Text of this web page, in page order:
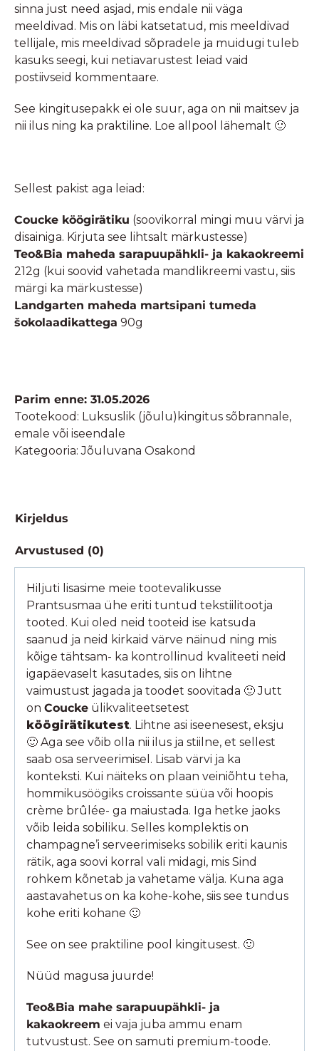
sinna just need asjad, mis endale nii väga
meeldivad. Mis on läbi katsetatud, mis meeldivad
tellijale, mis meeldivad sõpradele ja muidugi tuleb
kasuks seegi, kui netiavarustest leiad vaid
postiivseid kommentaare.
See kingitusepakk ei ole suur, aga on nii maitsev ja
nii ilus ning ka praktiline. Loe allpool lähemalt 🙂
Sellest pakist aga leiad:
Coucke köögirätiku (soovikorral mingi muu värvi ja
disainiga. Kirjuta see lihtsalt märkustesse)
Teo&Bia maheda sarapuupähkli- ja kakaokreemi
212g (kui soovid vahetada mandlikreemi vastu, siis
märgi ka märkustesse)
Landgarten maheda martsipani tumeda
šokolaadikattega 90g
Parim enne: 31.05.2026
Tootekood: Luksuslik (jõulu)kingitus sõbrannale,
emale või iseendale
Kategooria:Jõuluvana Osakond
Kirjeldus
Arvustused (0)
Hiljuti lisasime meie tootevalikusse
Prantsusmaa ühe eriti tuntud tekstiilitootja
tooted. Kui oled neid tooteid ise katsuda
saanud ja neid kirkaid värve näinud ning mis
kõige tähtsam- ka kontrollinud kvaliteeti neid
igapäevaselt kasutades, siis on lihtne
vaimustust jagada ja toodet soovitada 🙂 Jutt
onCoucke ülikvaliteetsetest
köögirätikutest. Lihtne asi iseenesest, eksju
🙂 Aga see võib olla nii ilus ja stiilne, et sellest
saab osa serveerimisel. Lisab värvi ja ka
konteksti. Kui näiteks on plaan veiniõhtu teha,
hommikusöögiks croissante süüa või hoopis
crème brûlée- ga maiustada. Iga hetke jaoks
võib leida sobiliku. Selles komplektis on
champagne’i serveerimiseks sobilik eriti kaunis
rätik, aga soovi korral vali midagi, mis Sind
rohkem kõnetab ja vahetame välja. Kuna aga
aastavahetus on ka kohe-kohe, siis see tundus
kohe eriti kohane 🙂
See on see praktiline pool kingitusest. 🙂
Nüüd magusa juurde!
Teo&Bia mahe sarapuupähkli- ja
kakaokreem ei vaja juba ammu enam
tutvustust. See on samuti premium-toode.